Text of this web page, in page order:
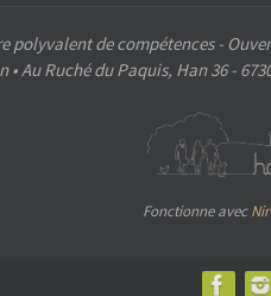
polyvalent de compétences -
• Au Ruché du Paquis, Han 36 -
Fonctionne avec